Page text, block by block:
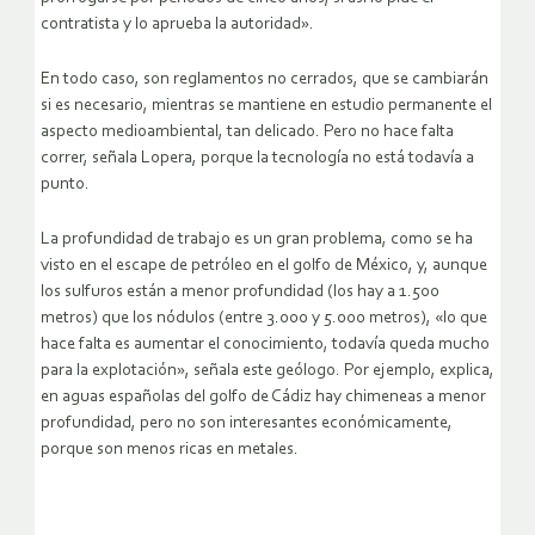
contratista y lo aprueba la autoridad».
En todo caso, son reglamentos no cerrados, que se cambiarán
si es necesario, mientras se mantiene en estudio permanente el
aspecto medioambiental, tan delicado. Pero no hace falta
correr, señala Lopera, porque la tecnología no está todavía a
punto.
La profundidad de trabajo es un gran problema, como se ha
visto en el escape de petróleo en el golfo de México, y, aunque
los sulfuros están a menor profundidad (los hay a 1.500
metros) que los nódulos (entre 3.000 y 5.000 metros), «lo que
hace falta es aumentar el conocimiento, todavía queda mucho
para la explotación», señala este geólogo. Por ejemplo, explica,
en aguas españolas del golfo de Cádiz hay chimeneas a menor
profundidad, pero no son interesantes económicamente,
porque son menos ricas en metales.